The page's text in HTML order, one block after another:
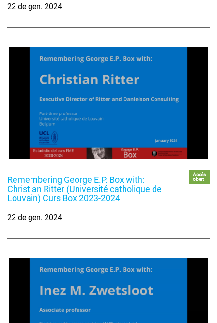
22 de gen. 2024
Remembering George E.P. Box with:
Christian Ritter (Université catholique de
Louvain) Curs Box 2023-2024
Accés
obert
22 de gen. 2024